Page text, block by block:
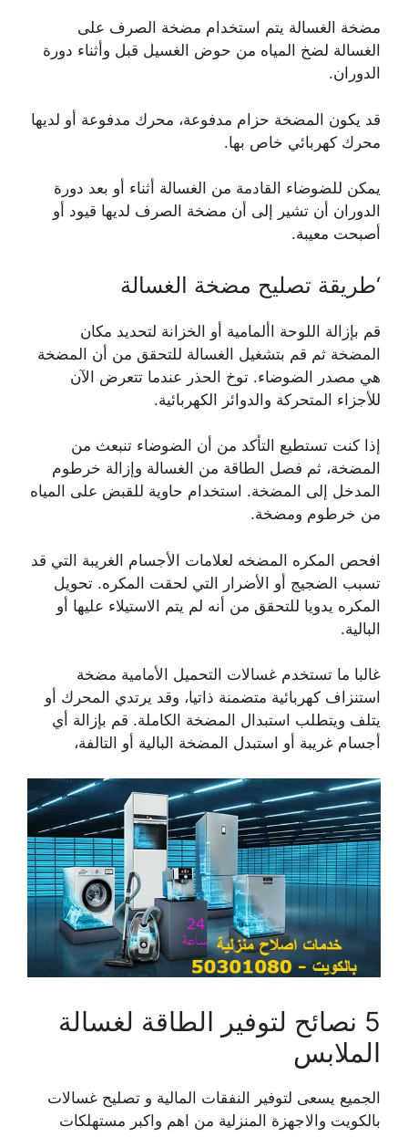
مضخة الغسالة يتم استخدام مضخة الصرف على
الغسالة لضخ المياه من حوض الغسيل قبل وأثناء دورة
الدوران.
قد يكون المضخة حزام مدفوعة، محرك مدفوعة أو لديها
محرك كهربائي خاص بها.
يمكن للضوضاء القادمة من الغسالة أثناء أو بعد دورة
الدوران أن تشير إلى أن مضخة الصرف لديها قيود أو
أصبحت معيبة.
‘طريقة تصليح مضخة الغسالة
قم بإزالة اللوحة األمامية أو الخزانة لتحديد مكان
المضخة ثم قم بتشغيل الغسالة للتحقق من أن المضخة
هي مصدر الضوضاء. توخ الحذر عندما تتعرض الآن
للأجزاء المتحركة والدوائر الكهربائية.
إذا كنت تستطيع التأكد من أن الضوضاء تنبعث من
المضخة، ثم فصل الطاقة من الغسالة وإزالة خرطوم
المدخل إلى المضخة. استخدام حاوية للقبض على المياه
من خرطوم ومضخة.
افحص المكره المضخه لعلامات الأجسام الغريبة التي قد
تسبب الضجيج أو الأضرار التي لحقت المكره. تحويل
المكره يدويا للتحقق من أنه لم يتم الاستيلاء عليها أو
البالية.
غالبا ما تستخدم غسالات التحميل الأمامية مضخة
استنزاف كهربائية متضمنة ذاتيا، وقد يرتدي المحرك أو
يتلف ويتطلب استبدال المضخة الكاملة. قم بإزالة أي
أجسام غريبة أو استبدل المضخة البالية أو التالفة،
5 نصائح لتوفير الطاقة لغسالة
الملابس
الجميع يسعى لتوفير النفقات المالية و تصليح غسالات
بالكويت والاجهزة المنزلية من اهم واكبر مستهلكات